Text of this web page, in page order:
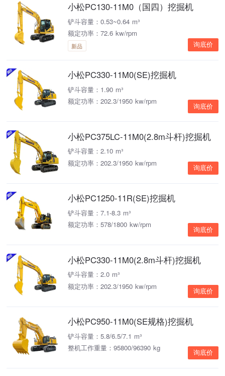
小松PC130-11M0（国四）挖掘机
铲斗容量：0.53~0.64 m³
额定功率：72.6 kw/rpm
新品 询底价
小松PC330-11M0(SE)挖掘机
铲斗容量：1.90 m³
额定功率：202.3/1950 kw/rpm
询底价
小松PC375LC-11M0(2.8m斗杆)挖掘机
铲斗容量：2.10 m³
额定功率：202.3/1950 kw/rpm
询底价
小松PC1250-11R(SE)挖掘机
铲斗容量：7.1-8.3 m³
额定功率：578/1800 kw/rpm
询底价
小松PC330-11M0(2.8m斗杆)挖掘机
铲斗容量：2.0 m³
额定功率：202.3/1950 kw/rpm
询底价
小松PC950-11M0(SE规格)挖掘机
铲斗容量：5.8/6.5/7.1 m³
整机工作重量：95800/96390 kg
询底价